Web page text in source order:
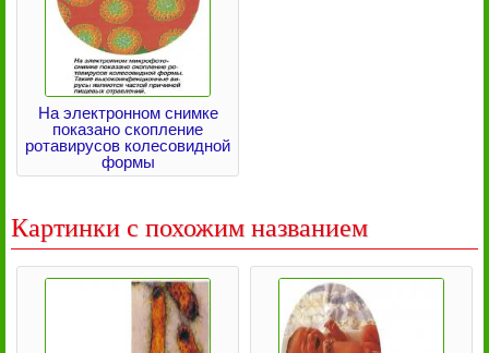
На электронном снимке
показано скопление
ротавирусов колесовидной
формы
Картинки с похожим названием